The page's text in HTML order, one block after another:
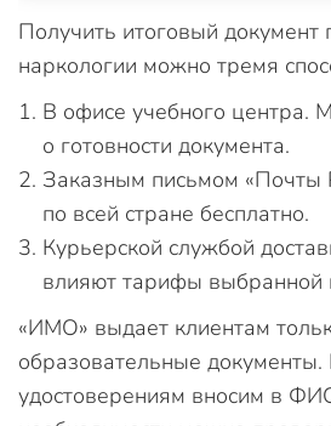
Получить итоговый документ
наркологии можно тремя
В офисе учебного центра.
о готовности документа.
Заказным письмом «Почты
по всей стране бесплатно.
Курьерской службой
влияют тарифы выбранной
«ИМО» выдает клиентам
образовательные
удостоверениям вносим в